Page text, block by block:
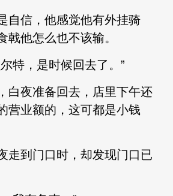
信，他感觉他有外挂骑
戟他怎么也不该输。
，是时候回去了。”
夜准备回去，店里下午还
营业额的，这可都是小钱
到门口时，却发现门口已